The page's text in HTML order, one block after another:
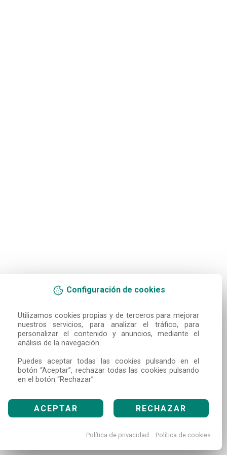
Configuración de cookies
Utilizamos cookies propias y de terceros para mejorar
nuestros servicios, para analizar el tráfico, para
personalizar el contenido y anuncios, mediante el
análisis de la navegación.
Puedes aceptar todas las cookies pulsando en el
botón “Aceptar”, rechazar todas las cookies pulsando
en el botón “Rechazar”
ACEPTAR RECHAZAR
Política de privacidad Política de cookies